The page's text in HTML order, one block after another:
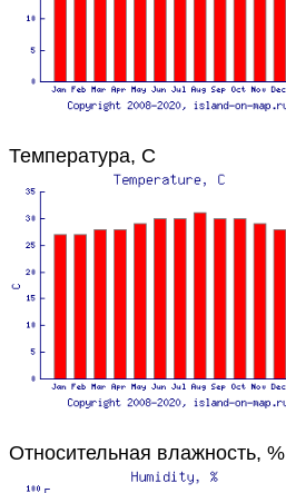
Температура, C
Относительная влажность, %